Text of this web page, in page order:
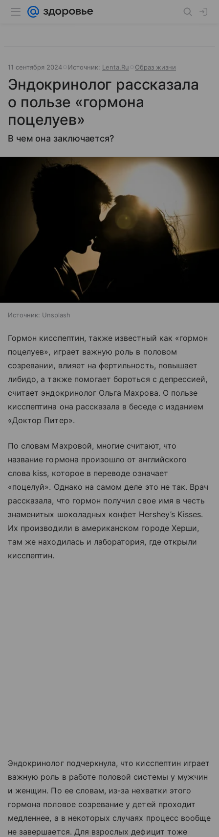
11 сентября 2024 Источник: Lenta.Ru Образ жизни
Эндокринолог рассказала
о пользе «гормона
поцелуев»
В чем она заключается?
Источник: Unsplash
Гормон кисспептин, также известный как «гормон
поцелуев», играет важную роль в половом
созревании, влияет на фертильность, повышает
либидо, а также помогает бороться с депрессией,
считает эндокринолог Ольга Махрова. О пользе
кисспептина она рассказала в беседе с изданием
«Доктор Питер».
По словам Махровой, многие считают, что
название гормона произошло от английского
слова kiss, которое в переводе означает
«поцелуй». Однако на самом деле это не так. Врач
рассказала, что гормон получил свое имя в честь
знаменитых шоколадных конфет Hershey’s Kisses.
Их производили в американском городе Херши,
там же находилась и лаборатория, где открыли
кисспептин.
Эндокринолог подчеркнула, что кисспептин играет
важную роль в работе половой системы у мужчин
и женщин. По ее словам, из-за нехватки этого
гормона половое созревание у детей проходит
медленнее, а в некоторых случаях процесс вообще
не завершается. Для взрослых дефицит тоже